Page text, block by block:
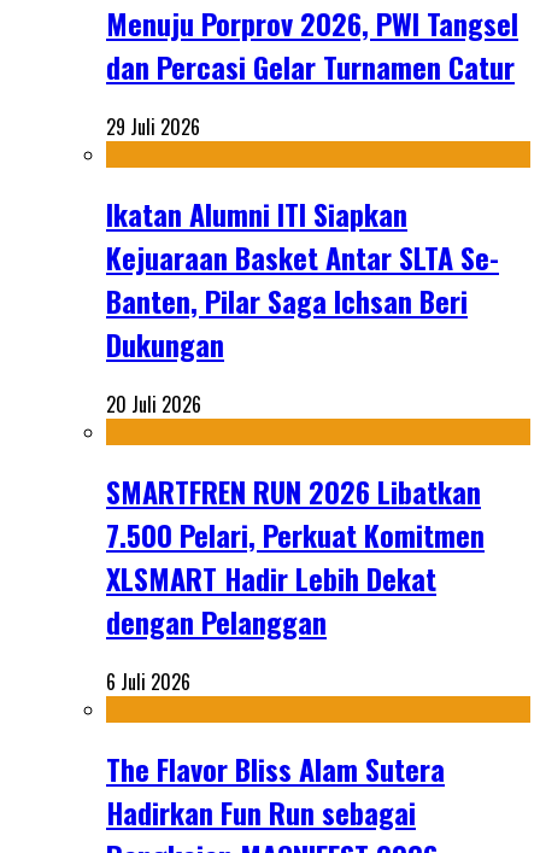
Menuju Porprov 2026, PWI Tangsel
dan Percasi Gelar Turnamen Catur
29 Juli 2026
Ikatan Alumni ITI Siapkan
Kejuaraan Basket Antar SLTA Se-
Banten, Pilar Saga Ichsan Beri
Dukungan
20 Juli 2026
SMARTFREN RUN 2026 Libatkan
7.500 Pelari, Perkuat Komitmen
XLSMART Hadir Lebih Dekat
dengan Pelanggan
6 Juli 2026
The Flavor Bliss Alam Sutera
Hadirkan Fun Run sebagai